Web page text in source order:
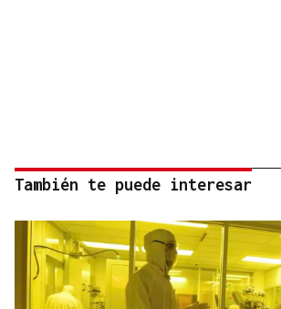
También te puede interesar